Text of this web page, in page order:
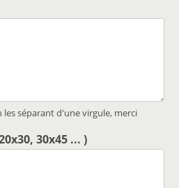
les séparant d'une virgule, merci
30x45 ... )